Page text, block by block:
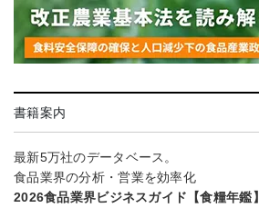
書籍案内
最新5万社のデータベース。
食品業界の分析・営業を効率化
2026食品業界ビジネスガイド【食糧年鑑】